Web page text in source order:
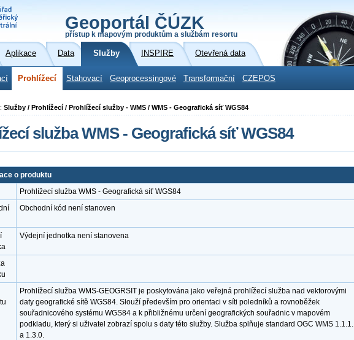
Geoportál ČÚZK
přístup k mapovým produktům a službám resortu
Aplikace Data Služby INSPIRE Otevřená data
Prohlížecí Stahovací Geoprocessingové Transformační CZEPOS
Služby / Prohlížecí / Prohlížecí služby - WMS / WMS - Geografická síť WGS84
služba WMS - Geografická síť WGS84
o produktu
Prohlížecí služba WMS - Geografická síť WGS84
Obchodní kód není stanoven
Výdejní jednotka není stanovena
Prohlížecí služba WMS-GEOGRSIT je poskytována jako veřejná prohlížecí služba nad vektorovými
daty geografické sítě WGS84. Slouží především pro orientaci v síti poledníků a rovnoběžek
souřadnicového systému WGS84 a k přibližnému určení geografických souřadnic v mapovém
podkladu, který si uživatel zobrazí spolu s daty této služby. Služba splňuje standard OGC WMS 1.1.1.
a 1.3.0.